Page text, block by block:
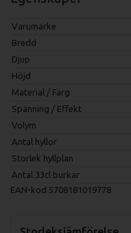
Varumärke
Bredd
Djup
Höjd
Material / Färg
Spänning / Effekt
Volym
Antal hyllor
Storlek hyllplan
Antal 33cl burkar
EAN-kod 5708181019778